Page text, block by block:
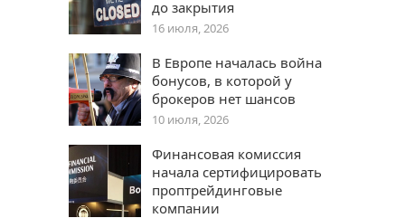
до закрытия
16 июля, 2026
В Европе началась война
бонусов, в которой у
брокеров нет шансов
10 июля, 2026
Финансовая комиссия
начала сертифицировать
проптрейдинговые
компании